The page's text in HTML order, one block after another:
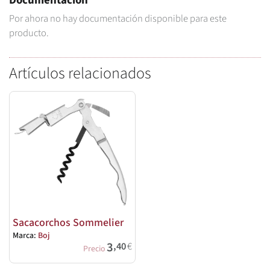
Por ahora no hay documentación disponible para este
producto.
Artículos relacionados
Sacacorchos Sommelier
Marca: Boj
Precio3,40€